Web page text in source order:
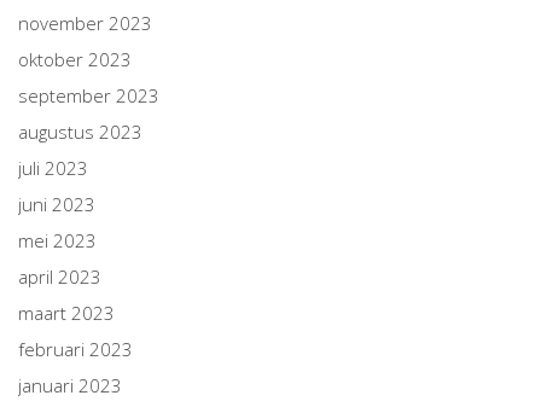
november 2023
oktober 2023
september 2023
augustus 2023
juli 2023
juni 2023
mei 2023
april 2023
maart 2023
februari 2023
januari 2023